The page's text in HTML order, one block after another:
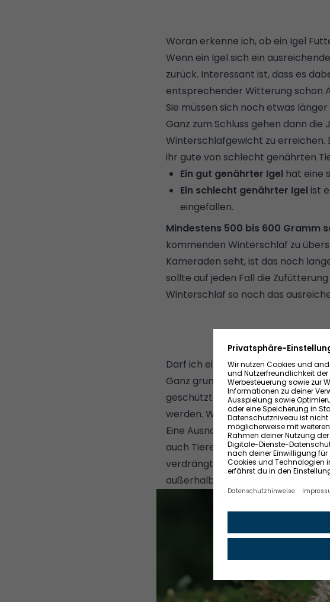
Woran erkenne ich, ob ein Igel
Wenn ein Igel sich ein
zurück. Interessant ist, dass es
entsprechender Witterung schon
Sie müssen sich noch etwas
Ganz zum Schluss gehen dann
Winterschlafgewicht zu erreichen.
ihr gute von schlecht genährten
Ein gut genährter Igel hat eine
Ein schlecht genährter Igel ist
eingefallen.
Mindestens 500 bis 600 Gramm
kommenden Winterschlaf zu
Kameraden seht, ist das noch
sollte auf jeden Fall die
Winterschlaf so noch das
Darf ich einen Igel ins Haus
Ganz grundsätzlich: Ein Igel ist ein
geschützten Arten, und die
werden. Wer es dennoch tut,
Eine Ausnahme bilden jedoch
auch Tiere, die plötzlich (zum
verdrängt wurden. Auch dann,
außerhalb des Nestes findet, dürft